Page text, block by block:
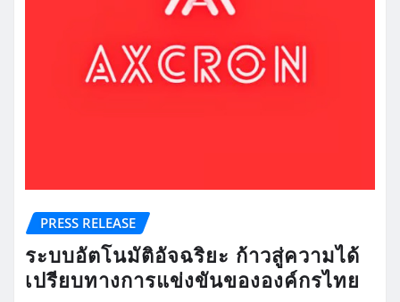
PRESS RELEASE
ระบบอัตโนมัติอัจฉริยะ ก้าวสู่ความได้
เปรียบทางการแข่งขันขององค์กรไทย